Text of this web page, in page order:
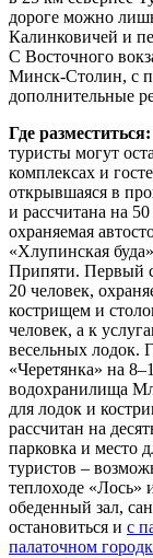
дороге можно
Калинковичей и
С Восточного
Минск-Столин, с
дополнительные
Где разместиться:
туристы могут
комплексах и
открывшаяся в
и рассчитана на
охраняемая
«Хлупинская
Припяти. Первый
20 человек,
кострищем и
человек, а к
весельных лодок.
«Черетянка» на
водохранилища
для лодок и
рассчитан на
парковка и место
туристов –
теплоходе «Лось»
обеденный зал,
остановиться и с
палаточном